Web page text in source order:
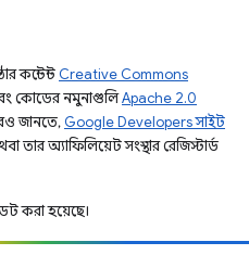
কন্টেন্ট Creative Commons
কোডের নমুনাগুলিApache 2.0
জানতে, Google Developers সাইট
অ্যাফিলিয়েট সংস্থার রেজিস্টার্ড
করা হয়েছে।